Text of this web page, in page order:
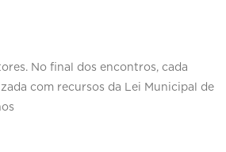
No final dos encontros, cada
com recursos da Lei Municipal de